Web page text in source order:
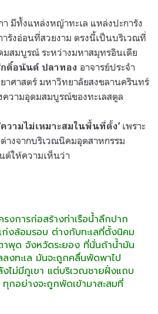
า มีทั้งแหล่งหญ้าทะเล แหล่งปะการัง
รังอ่อนที่สวยงาม ตรงนี้เป็นบริเวณที่
สมบูรณ์ ระหว่างมหาสมุทรอินเดีย
ดิ์อนันต์ ปลาทอง อาจารย์ประจำ
าศาสตร์ มหาวิทยาลัยสงขลานครินทร์
ความอุดมสมบูรณ์ของทะเลสตูล
ความไม่เหมาะสมในพื้นที่ตั้ง’เพราะ
างจากบริเวณนิคมอุตสาหกรรม
ให้ความเห็นว่า
งการก่อสร้างท่าเรือน้ำลึกปาก
ก่งล้อมรอบ ต่างกับทะเลที่ตั้งนิคม
าพุด จังหวัดระยอง ที่นั่นถ้าน้ำมัน
งทะเล มันจะถูกคลื่นพัดพาไป
งไม่มีภูเขา แต่บริเวณชายฝั่งแถบ
กอย่างจะถูกพัดเข้ามาสะสมที่